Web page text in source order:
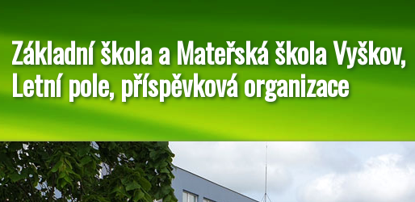
Základní škola a Mateřská škola Vyškov,
Letní pole, příspěvková organizace